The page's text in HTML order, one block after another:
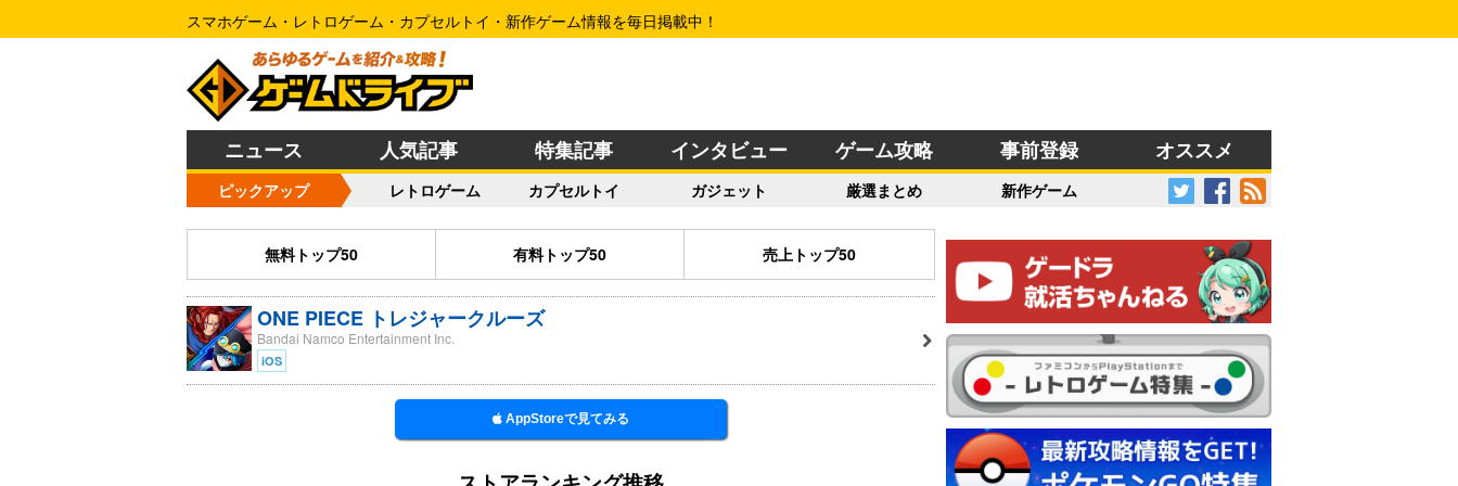
スマホゲーム・レトロゲーム・カプセルトイ・新作ゲーム情報を毎日掲載中！
ニュース 人気記事 特集記事 インタビュー ゲーム攻略 事前登録 オススメ
ピックアップ レトロゲーム カプセルトイ ガジェット 厳選まとめ 新作ゲーム
無料トップ50 有料トップ50 売上トップ50
ONE PIECE トレジャークルーズ
Bandai Namco Entertainment Inc.
iOS
AppStoreで見てみる